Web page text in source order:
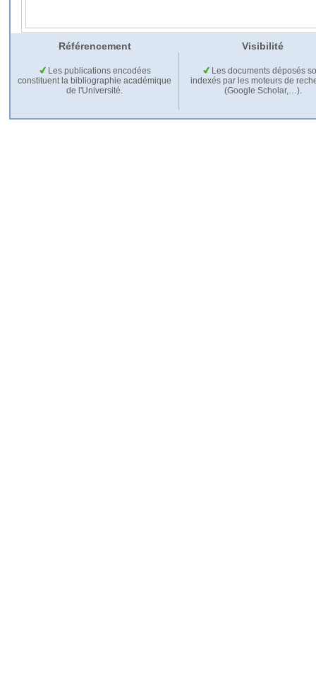
Référencement Visibilité
Les publications encodées
constituent la bibliographie académique
de l'Université.
Les documents déposés
indexés par les moteurs de
(Google Scholar,…).